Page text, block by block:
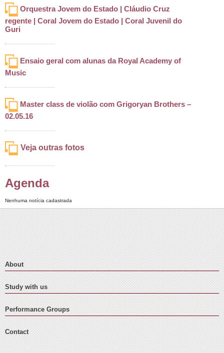
Orquestra Jovem do Estado | Cláudio Cruz
regente | Coral Jovem do Estado | Coral Juvenil do
Guri
Ensaio geral com alunas da Royal Academy of
Music
Master class de violão com Grigoryan Brothers –
02.05.16
Veja outras fotos
Agenda
Nenhuma notícia cadastrada
About
Study with us
Performance Groups
Contact